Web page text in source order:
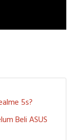
5s?
Beli ASUS